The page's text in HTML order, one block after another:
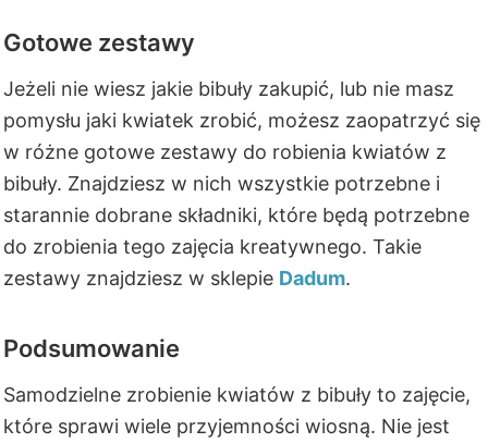
Gotowe zestawy
Jeżeli nie wiesz jakie bibuły zakupić, lub nie masz
pomysłu jaki kwiatek zrobić, możesz zaopatrzyć się
w różne gotowe zestawy do robienia kwiatów z
bibuły. Znajdziesz w nich wszystkie potrzebne i
starannie dobrane składniki, które będą potrzebne
do zrobienia tego zajęcia kreatywnego. Takie
zestawy znajdziesz w sklepie Dadum.
Podsumowanie
Samodzielne zrobienie kwiatów z bibuły to zajęcie,
które sprawi wiele przyjemności wiosną. Nie jest